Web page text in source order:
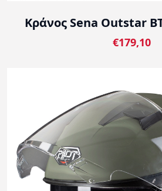
Κράνος Sena Outstar
€179,10